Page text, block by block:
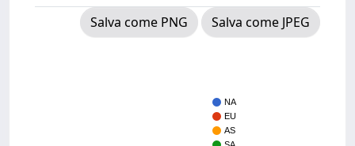
Salva come PNG
Salva come JPEG
NA
EU
AS